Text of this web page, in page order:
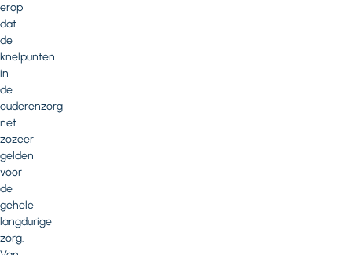
erop
dat
de
knelpunten
in
de
ouderenzorg
net
zozeer
gelden
voor
de
gehele
langdurige
zorg.